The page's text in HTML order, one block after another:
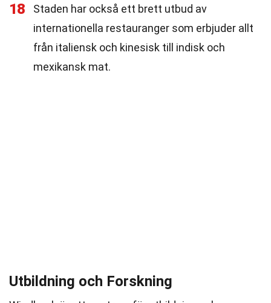
18
Staden har också ett brett utbud av
internationella restauranger som erbjuder allt
från italiensk och kinesisk till indisk och
mexikansk mat.
Utbildning och Forskning